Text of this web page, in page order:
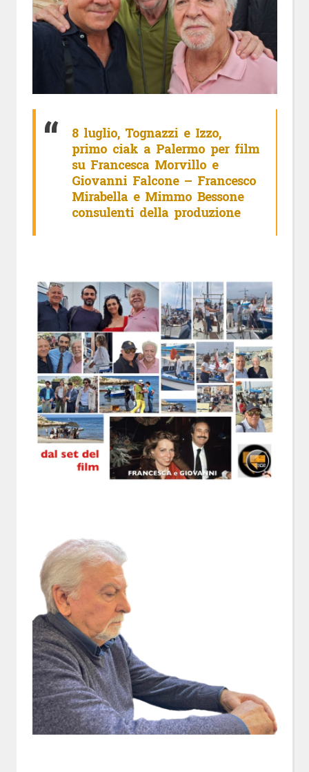
8 luglio, Tognazzi e Izzo,
primo ciak a Palermo per film
su Francesca Morvillo e
Giovanni Falcone – Francesco
Mirabella e Mimmo Bessone
consulenti della produzione